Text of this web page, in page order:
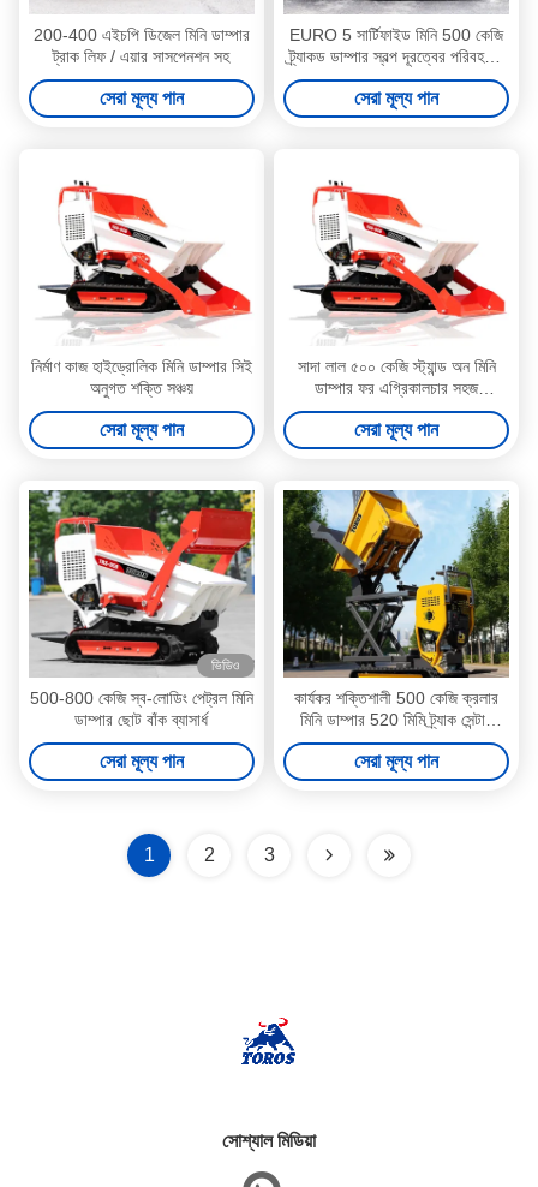
200-400 এইচপি ডিজেল মিনি ডাম্পার
ট্রাক লিফ / এয়ার সাসপেনশন সহ
সেরা মূল্য পান
EURO 5 সার্টিফাইড মিনি 500 কেজি
ট্র্যাকড ডাম্পার স্বল্প দূরত্বের পরিবহনের
জন্য
সেরা মূল্য পান
নির্মাণ কাজ হাইড্রোলিক মিনি ডাম্পার সিই
অনুগত শক্তি সঞ্চয়
সেরা মূল্য পান
সাদা লাল ৫০০ কেজি স্ট্যান্ড অন মিনি
ডাম্পার ফর এগ্রিকালচার সহজ
রক্ষণাবেক্ষণ
সেরা মূল্য পান
ভিডিও
500-800 কেজি স্ব-লোডিং পেট্রল মিনি
ডাম্পার ছোট বাঁক ব্যাসার্ধ
সেরা মূল্য পান
কার্যকর শক্তিশালী 500 কেজি ক্রলার
মিনি ডাম্পার 520 মিমি ট্র্যাক সেন্টার
দূরত্ব সহ
সেরা মূল্য পান
1 2 3
সোশ্যাল মিডিয়া